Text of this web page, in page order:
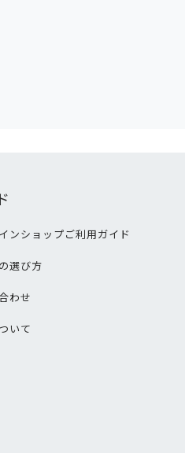
ンショップご利用ガイド
選び方
わせ
いて